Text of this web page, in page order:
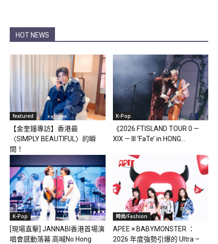
HOT NEWS
featured
【金奎鐘專訪】香港最
〈SIMPLY BEAUTIFUL〉的瞬
間！
K-Pop
《2026 FTISLAND TOUR 0 —
XIX — III ‘FaTe’ in HONG...
K-Pop
[現場直擊] JANNABI香港首場演
唱會感動落幕 高喊No Hong
時尚/Fashion
APEE × BABYMONSTER ：
2026 年度強勢引爆的 Ultra –